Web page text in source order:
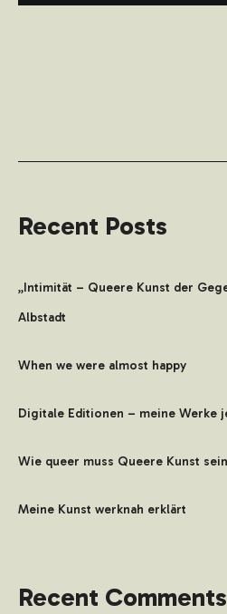
Recent Posts
„Intimität – Queere Kunst der
Albstadt
When we were almost happy
Digitale Editionen – meine Werke
Wie queer muss Queere Kunst
Meine Kunst werknah erklärt
Recent Comments